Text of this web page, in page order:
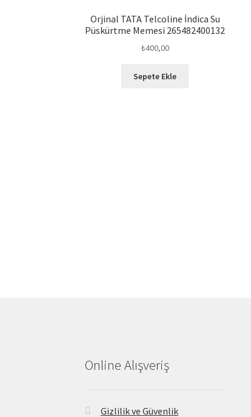
Orjinal TATA Telcoline İndica Su
Püskürtme Memesi 265482400132
₺400,00
Sepete Ekle
Online Alışveriş
Gizlilik ve Güvenlik